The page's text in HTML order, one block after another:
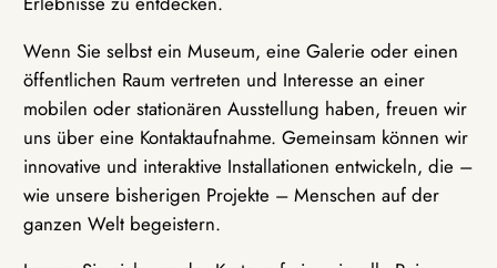
Wenn Sie selbst ein Museum, eine Galerie oder einen
öffentlichen Raum vertreten und Interesse an einer
mobilen oder stationären Ausstellung haben, freuen wir
uns über eine Kontaktaufnahme. Gemeinsam können wir
innovative und interaktive Installationen entwickeln, die –
wie unsere bisherigen Projekte – Menschen auf der
ganzen Welt begeistern.